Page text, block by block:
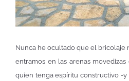
Nunca he ocultado que el bricolaje
entramos en las arenas
quien tenga espíritu constructivo -